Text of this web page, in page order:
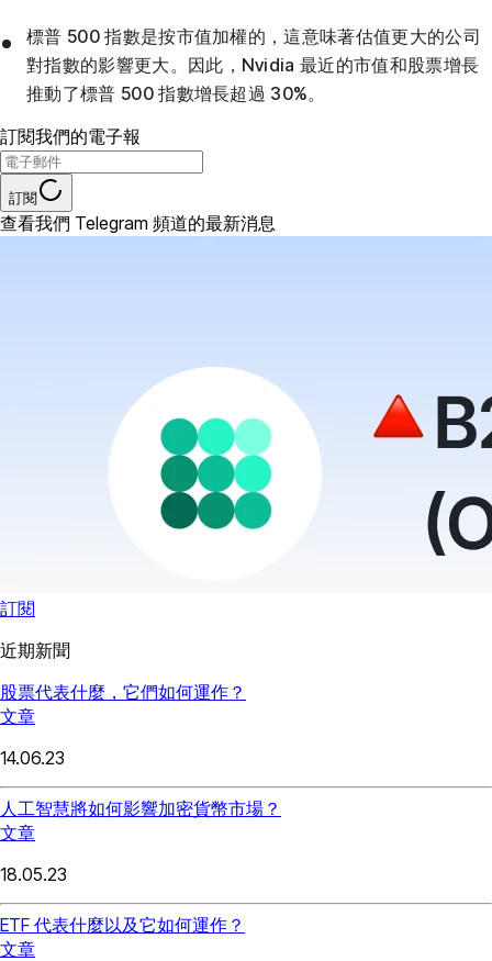
標普 500 指數是按市值加權的，這意味著估值更大的公司
對指數的影響更大。因此，Nvidia 最近的市值和股票增長
推動了標普 500 指數增長超過 30%。
訂閱我們的電子報
訂閱
查看我們 Telegram 頻道的最新消息
訂閱
近期新聞
股票代表什麼，它們如何運作？
文章
14.06.23
人工智慧將如何影響加密貨幣市場？
文章
18.05.23
ETF 代表什麼以及它如何運作？
文章